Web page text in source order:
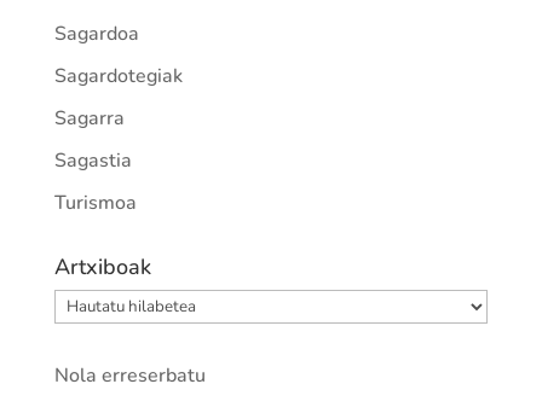
Sagardoa
Sagardotegiak
Sagarra
Sagastia
Turismoa
Artxiboak
Artxiboak
Nola erreserbatu